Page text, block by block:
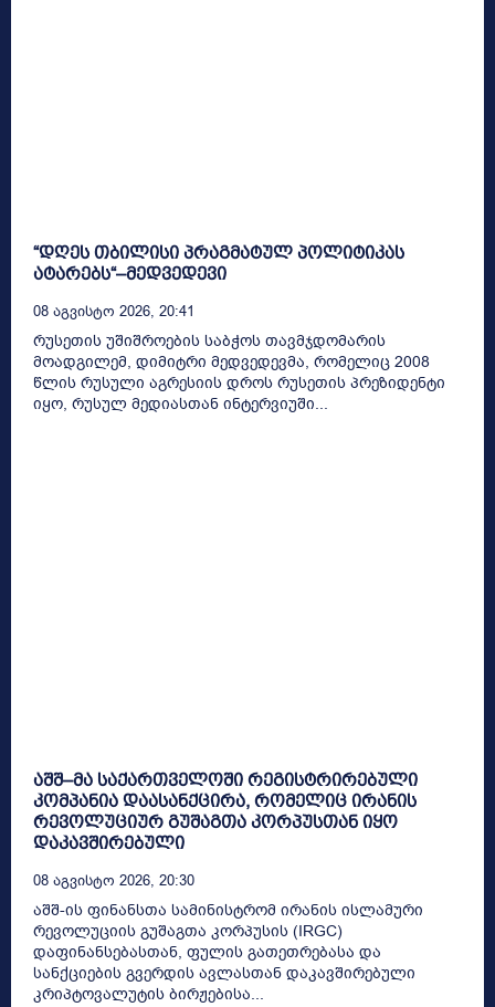
“დღეს თბილისი პრაგმატულ პოლიტიკას
ატარებს“–მედვედევი
08 Აგვისტო 2026, 20:41
რუსეთის უშიშროების საბჭოს თავმჯდომარის
მოადგილემ, დიმიტრი მედვედევმა, რომელიც 2008
წლის რუსული აგრესიის დროს რუსეთის პრეზიდენტი
იყო, რუსულ მედიასთან ინტერვიუში...
აშშ–მა საქართველოში რეგისტრირებული
კომპანია დაასანქცირა, რომელიც ირანის
რევოლუციურ გუშაგთა კორპუსთან იყო
დაკავშირებული
08 Აგვისტო 2026, 20:30
აშშ-ის ფინანსთა სამინისტრომ ირანის ისლამური
რევოლუციის გუშაგთა კორპუსის (IRGC)
დაფინანსებასთან, ფულის გათეთრებასა და
სანქციების გვერდის ავლასთან დაკავშირებული
კრიპტოვალუტის ბირჟებისა...